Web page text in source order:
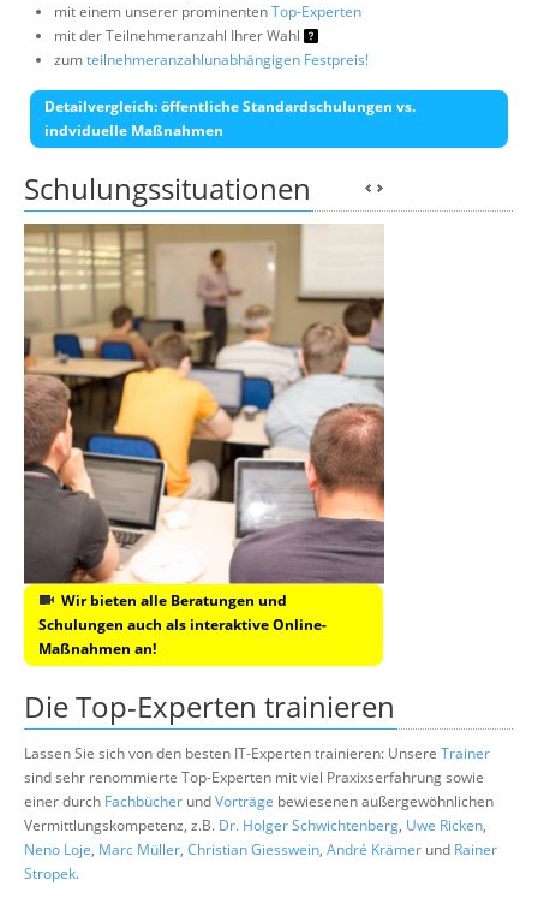
mit einem unserer prominentenTop-Experten
mit der Teilnehmeranzahl Ihrer Wahl
zumteilnehmeranzahlunabhängigen Festpreis!
Detailvergleich: öffentliche Standardschulungen vs.
indviduelle Maßnahmen
Schulungssituationen
Wir bieten alle Beratungen und
Schulungen auch als interaktive Online-
Maßnahmen an!
Die Top-Experten trainieren
Lassen Sie sich von den besten IT-Experten trainieren: Unsere Trainer
sind sehr renommierte Top-Experten mit viel Praxixserfahrung sowie
einer durch Fachbücher undVorträge bewiesenen außergewöhnlichen
Vermittlungskompetenz, z.B. Dr. Holger Schwichtenberg, Uwe Ricken,
Neno Loje, Marc Müller, Christian Giesswein, André Krämer und Rainer
Stropek.